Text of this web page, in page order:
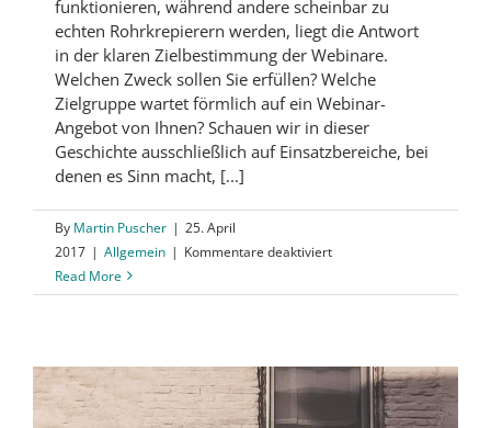
funktionieren, während andere scheinbar zu
echten Rohrkrepierern werden, liegt die Antwort
in der klaren Zielbestimmung der Webinare.
Welchen Zweck sollen Sie erfüllen? Welche
Zielgruppe wartet förmlich auf ein Webinar-
Angebot von Ihnen? Schauen wir in dieser
Geschichte ausschließlich auf Einsatzbereiche, bei
denen es Sinn macht, [...]
By Martin Puscher | 25. April
2017 | Allgemein | Kommentare deaktiviertfür
richtig
Partner,
Vordenker.
Read More